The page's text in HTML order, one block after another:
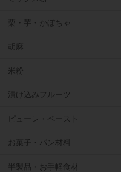
栗・芋・かぼちゃ
胡麻
米粉
漬け込みフルーツ
ピューレ・ペースト
お菓子・パン材料
半製品・お手軽食材